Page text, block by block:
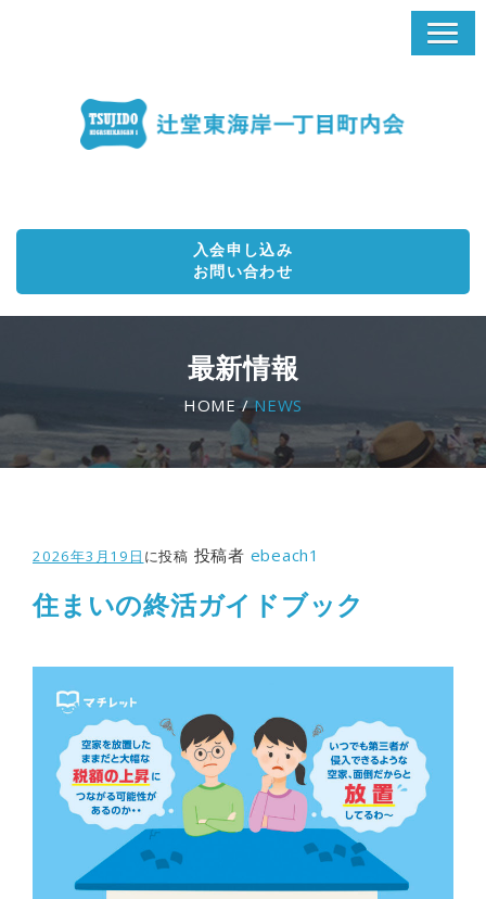
入会申し込み
お問い合わせ
最新情報
HOME /NEWS
2026年3月19日 に投稿 投稿者 ebeach1
住まいの終活ガイドブック